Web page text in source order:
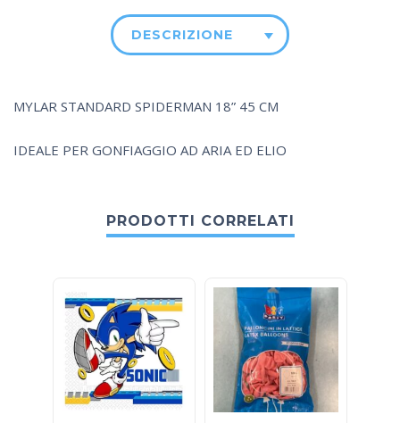
DESCRIZIONE
MYLAR STANDARD SPIDERMAN 18” 45 CM
IDEALE PER GONFIAGGIO AD ARIA ED ELIO
PRODOTTI CORRELATI